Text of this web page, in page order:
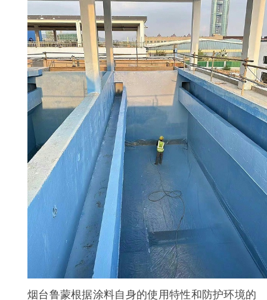
烟台鲁蒙根据涂料自身的使用特性和防护环境的